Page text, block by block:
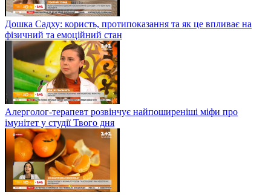
Дошка Садху: користь, протипоказання та як це впливає на
фізичний та емоційний стан
Алерголог-терапевт розвінчує найпоширеніші міфи про
імунітет у студії Твого дня